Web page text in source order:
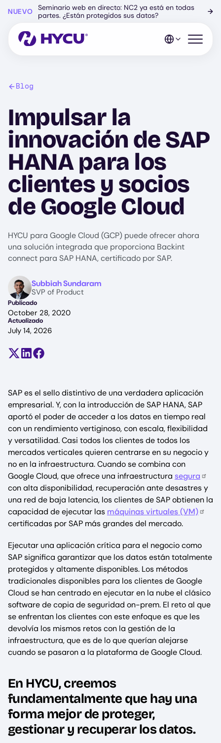
principal
NUEVO
Seminario web en directo: NC2 ya está en todas
partes. ¿Están protegidos sus datos?
→
Abrir el
Blog
Impulsar la
innovación de SAP
HANA para los
clientes y socios
de Google Cloud
HYCU para Google Cloud (GCP) puede ofrecer ahora
una solución integrada que proporciona Backint
connect para SAP HANA, certificado por SAP.
ImageSubbiah Sundaram
SVP of Product
Publicado
October 28, 2020
Actualizado
July 14, 2026
Compartir en X (antes Twitter)
Compartir en LinkedIn
Compartir en Facebook
SAP es el sello distintivo de una verdadera aplicación
empresarial. Y, con la introducción de SAP HANA, SAP
aportó el poder de acceder a los datos en tiempo real
con un rendimiento vertiginoso, con escala, flexibilidad
y versatilidad. Casi todos los clientes de todos los
mercados verticales quieren centrarse en su negocio y
no en la infraestructura. Cuando se combina con
Google Cloud, que ofrece una infraestructura segura
con alta disponibilidad, recuperación ante desastres y
una red de baja latencia, los clientes de SAP obtienen la
capacidad de ejecutar las máquinas virtuales (VM)
certificadas por SAP más grandes del mercado.
Ejecutar una aplicación crítica para el negocio como
SAP significa garantizar que los datos están totalmente
protegidos y altamente disponibles. Los métodos
tradicionales disponibles para los clientes de Google
Cloud se han centrado en ejecutar en la nube el clásico
software de copia de seguridad on-prem. El reto al que
se enfrentan los clientes con este enfoque es que les
devolvía los mismos retos con la gestión de la
infraestructura, que es de lo que querían alejarse
cuando se pasaron a la plataforma de Google Cloud.
En HYCU, creemos
fundamentalmente que hay una
forma mejor de proteger,
gestionar y recuperar los datos.